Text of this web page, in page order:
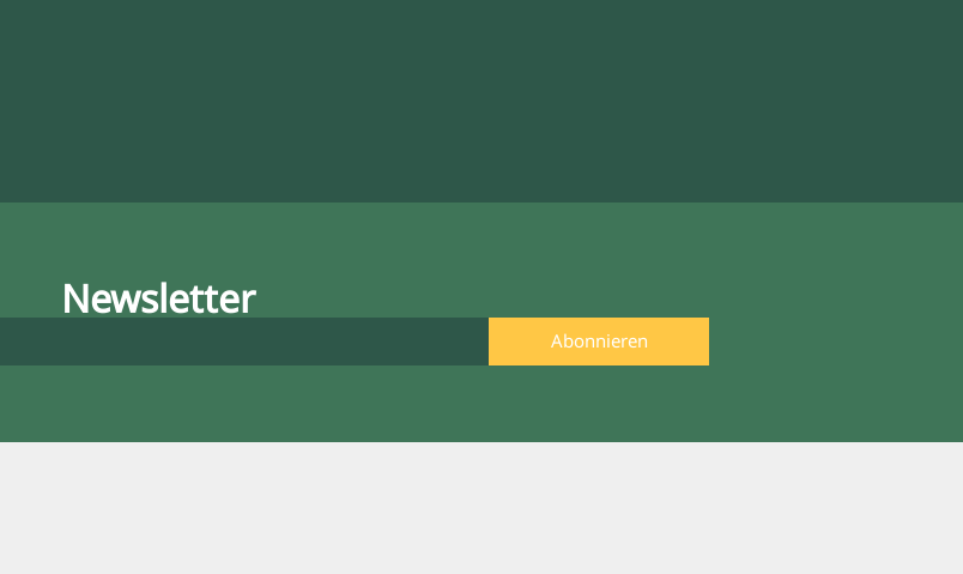
Newsletter
Abonnieren